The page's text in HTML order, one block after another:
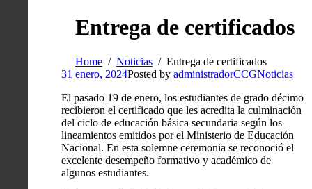
Entrega de certificados
Home Noticias
Entrega de certificados
31 enero, 2024Posted by administradorCCGNoticias
El pasado 19 de enero, los estudiantes de grado décimo
recibieron el certificado que les acredita la culminación
del ciclo de educación básica secundaria según los
lineamientos emitidos por el Ministerio de Educación
Nacional. En esta solemne ceremonia se reconoció el
excelente desempeño formativo y académico de
algunos estudiantes.